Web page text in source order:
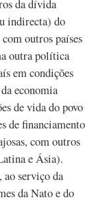
da dívida
indirecta) do
outros países
outra política
em condições
economia
de vida do povo
de financiamento
com outros
e Ásia).
ao serviço da
da Nato e do